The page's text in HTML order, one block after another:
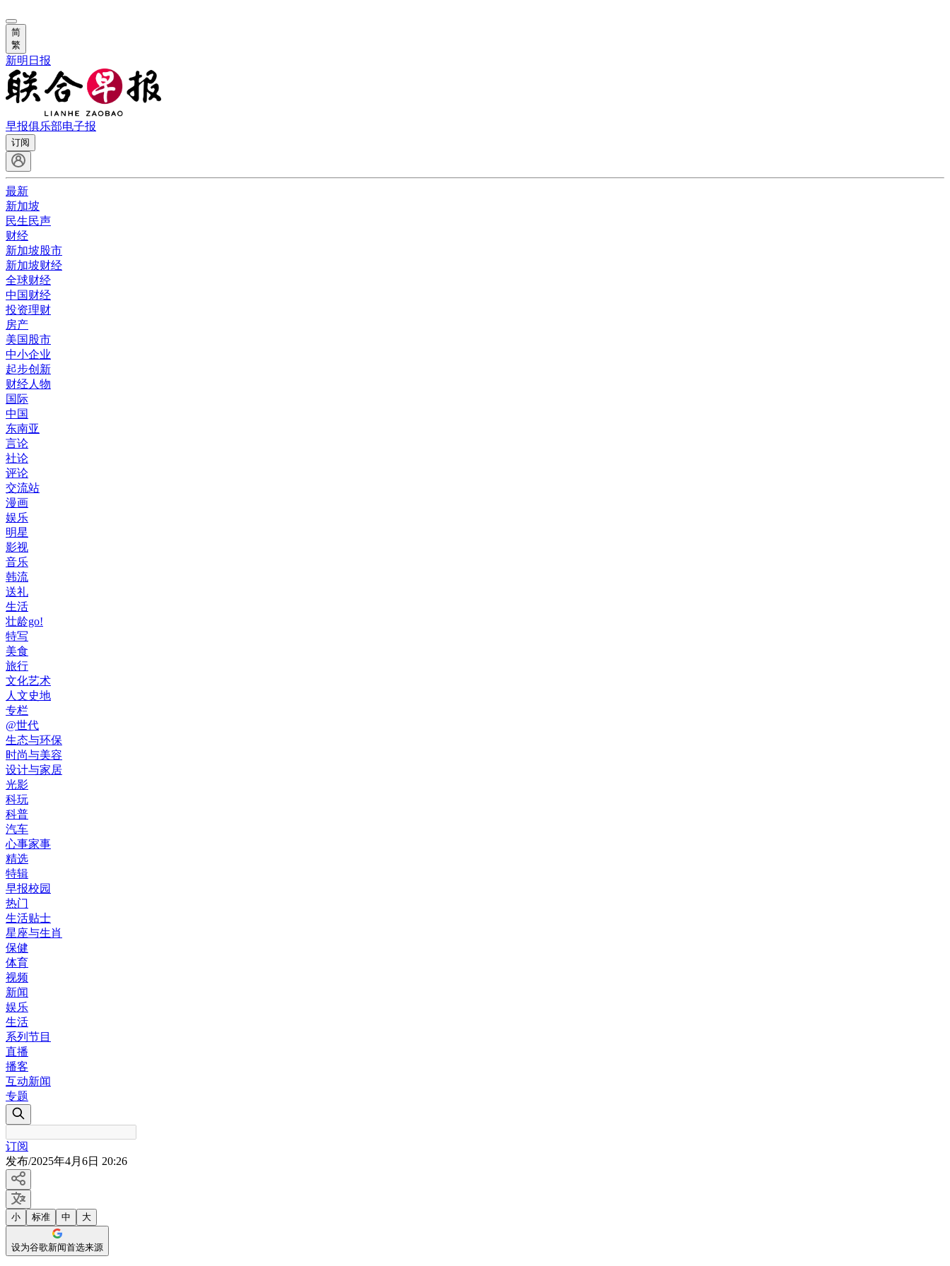
简
繁
新明日报
早报俱乐部电子报
订阅
最新
新加坡
民生民声
财经
新加坡股市
新加坡财经
全球财经
中国财经
投资理财
房产
美国股市
中小企业
起步创新
财经人物
国际
中国
东南亚
言论
社论
评论
交流站
漫画
娱乐
明星
影视
音乐
韩流
送礼
生活
壮龄go!
特写
美食
旅行
文化艺术
人文史地
专栏
@世代
生态与环保
时尚与美容
设计与家居
光影
科玩
科普
汽车
心事家事
精选
特辑
早报校园
热门
生活贴士
星座与生肖
保健
体育
视频
新闻
娱乐
生活
系列节目
直播
播客
互动新闻
专题
订阅
发布/2025年4月6日 20:26
小 标准 中 大
设为谷歌新闻首选来源